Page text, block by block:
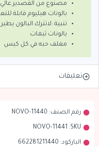
رقم الصنف: NOVO-11440
SKU:
NOVO-11441
الباركود: 662281211440
مصنوع من القصدير عالي
بالونات هيليوم قابلة
تنبية :لاتترك البالون
بالونات ثيمات
مغلف حبه في كل كيس
تعليقات